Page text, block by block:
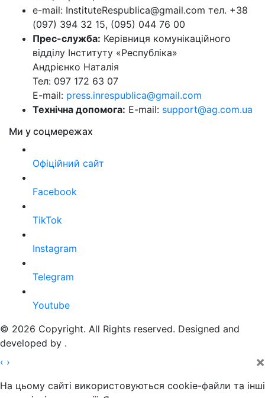
e-mail: InstituteRespublica@gmail.com тел. +38
(097) 394 32 15, (095) 044 76 00
Прес-служба: Керівниця комунікаційного
відділу Інституту «Республіка»
Андрієнко Наталія
Тел: 097 172 63 07
E-mail: press.inrespublica@gmail.com
Технічна допомога: E-mail: support@ag.com.ua
Ми у соцмережах
Офіційний сайт
Facebook
TikTok
Instagram
Telegram
Youtube
© 2026 Copyright. All Rights reserved. Designed and
developed by .
‹ › ×
На цьому сайті використовуються cookie-файли та інші